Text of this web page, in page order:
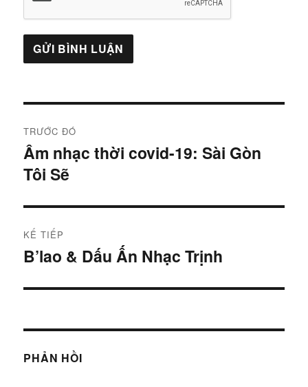
hướng
bài
viết
TRƯỚC ĐÓ
Bài
trước:
Âm nhạc thời covid-19: Sài Gòn
Tôi Sẽ
KẾ TIẾP
Bài
B’lao & Dấu Ấn Nhạc Trịnh
PHẢN HỒI